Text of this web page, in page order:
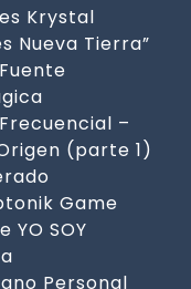
Krystal
Nueva Tierra”
–
(parte 1)
Game
YO SOY
Personal